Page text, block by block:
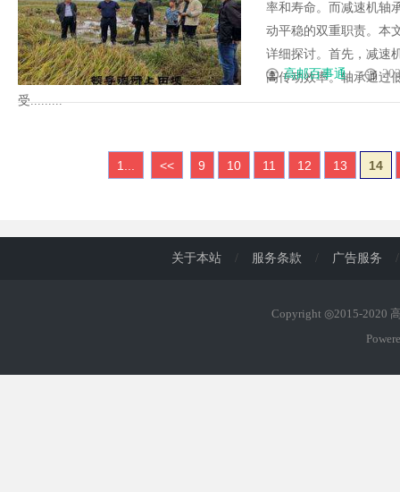
率和寿命。而减速机轴
动平稳的双重职责。本
详细探讨。首先，减速
高传动效率。轴承通过
受.........
高邮百事通
1... << 9 10 11 12 13 14
关于本站 / 服务条款 / 广告服务 /
Copyright ◎2015-2020